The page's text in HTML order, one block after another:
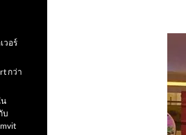
วอร์
กว่า
น
บ